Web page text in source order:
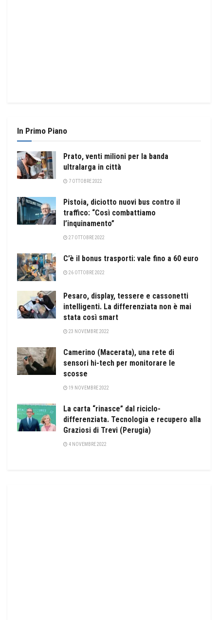
In Primo Piano
Prato, venti milioni per la banda
ultralarga in città
7 OTTOBRE 2022
Pistoia, diciotto nuovi bus contro il
traffico: “Così combattiamo
l’inquinamento”
27 OTTOBRE 2022
C’è il bonus trasporti: vale fino a 60 euro
26 OTTOBRE 2022
Pesaro, display, tessere e cassonetti
intelligenti. La differenziata non è mai
stata così smart
23 NOVEMBRE 2022
Camerino (Macerata), una rete di
sensori hi-tech per monitorare le
scosse
19 NOVEMBRE 2022
La carta “rinasce” dal riciclo-
differenziata. Tecnologia e recupero alla
Graziosi di Trevi (Perugia)
4 NOVEMBRE 2022